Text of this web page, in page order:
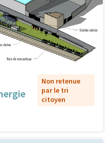
Non retenue
par le tri
citoyen